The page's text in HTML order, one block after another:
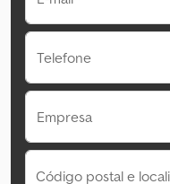
Telefone
Empresa
Código postal e